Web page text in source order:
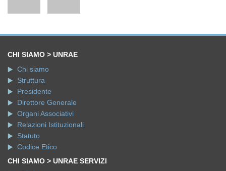
CHI SIAMO > UNRAE
Chi siamo
Struttura
Presidente
Direttore Generale
Organi Associativi
Relazioni Istituzionali
Statuto
Codice Etico
CHI SIAMO > UNRAE SERVIZI